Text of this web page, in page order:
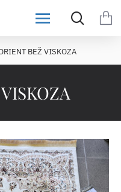
BEŽ VISKOZA